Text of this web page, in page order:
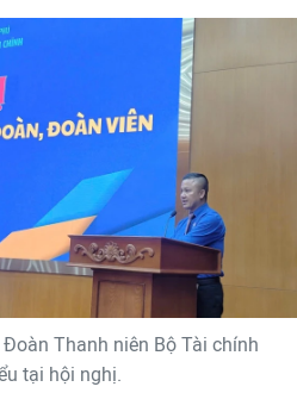
Thanh niên Bộ Tài chính
tại hội nghị.